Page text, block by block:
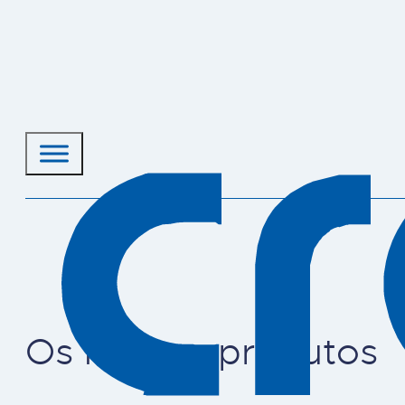
Os nossos produtos